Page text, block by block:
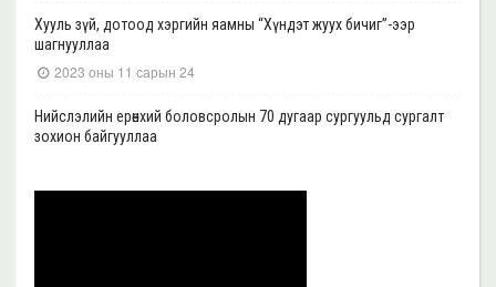
Хууль зүй, дотоод хэргийн яамны “Хүндэт жуух бичиг”-ээр
шагнууллаа
2023 оны 11 сарын 24
Нийслэлийн ерөнхий боловсролын 70 дугаар сургуульд сургалт
зохион байгууллаа